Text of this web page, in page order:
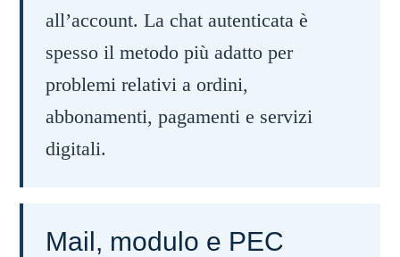
all’account. La chat autenticata è
spesso il metodo più adatto per
problemi relativi a ordini,
abbonamenti, pagamenti e servizi
digitali.
Mail, modulo e PEC